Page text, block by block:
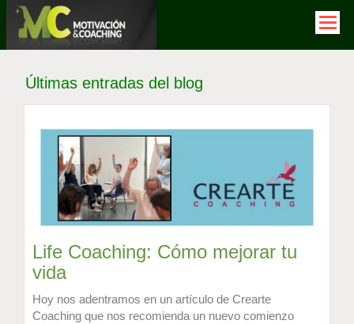
Pasar
contenido
Últimas entradas del blog
Life Coaching: Cómo mejorar tu
vida
Hoy nos adentramos en un artículo de Crearte
Coaching que nos recomienda un nuevo comienzo